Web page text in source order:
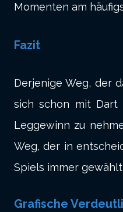
Momenten am
Fazit
Derjenige Weg, der
sich schon mit Dart
Leggewinn zu
Weg, der in
Spiels immer
Grafische